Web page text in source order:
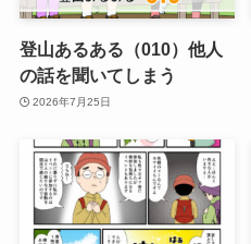
登山あるある（010）他人
の話を聞いてしまう
2026年7月25日